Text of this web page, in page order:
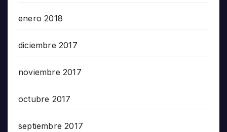
enero 2018
diciembre 2017
noviembre 2017
octubre 2017
septiembre 2017